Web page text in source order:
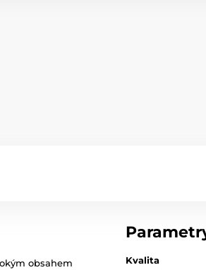
obsahem
Kvalita